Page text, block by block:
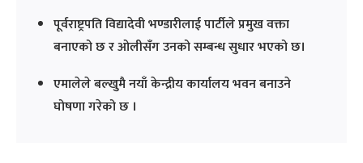
पूर्वराष्ट्रपति विद्यादेवी भण्डारीलाई पार्टीले प्रमुख वक्ता
बनाएको छ र ओलीसँग उनको सम्बन्ध सुधार भएको छ।
एमालेले बल्खुमै नयाँ केन्द्रीय कार्यालय भवन बनाउने
घोषणा गरेको छ ।